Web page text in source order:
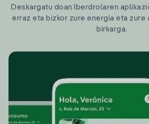
Deskargatu doan Iberdrolaren
erraz eta bizkor zure energia eta zure
birkarga.